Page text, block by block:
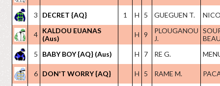
3 DECRET {AQ} 1 H 5 GUEGUEN T.
4 KALDOU EUANAS
(Aus)
H 9
PLOUGANOU
J.
5
BABY BOY {AQ} (Aus) H 7 RE G.
6 DON'T WORRY {AQ} H 5 RAME M.